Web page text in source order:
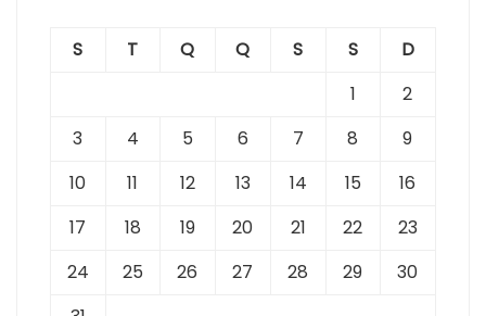
S T Q Q S S
D
1
2
3
4 5 6 7 8
9
10
11 12 13 14 15
16
17
18 19 20 21 22
23
24
25 26 27 28 29
30